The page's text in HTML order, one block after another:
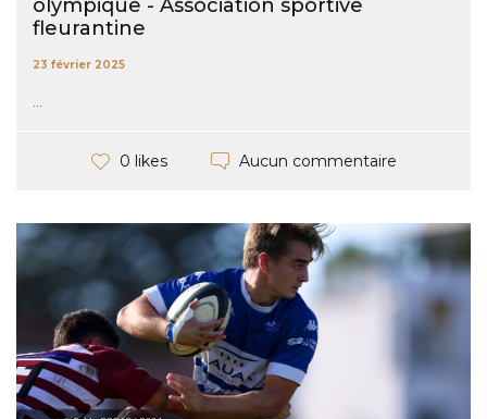
olympique - Association sportive
fleurantine
23 février 2025
...
0 likes Aucun commentaire